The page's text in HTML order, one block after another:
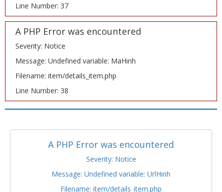
Line Number: 37
A PHP Error was encountered
Severity: Notice
Message: Undefined variable: MaHinh
Filename: item/details_item.php
Line Number: 38
A PHP Error was encountered
Severity: Notice
Message: Undefined variable: UrlHinh
Filename: item/details_item.php